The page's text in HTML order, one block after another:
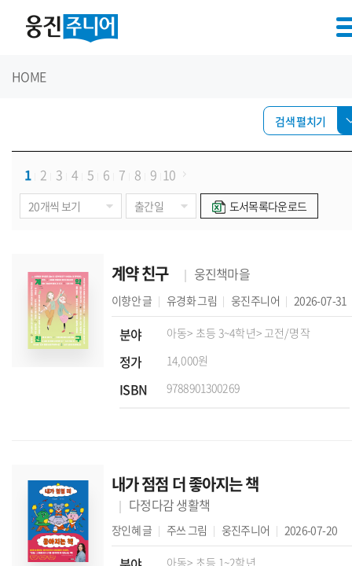
HOME
검색 펼치기
1 2 3 4 5 6 7 8 9 10
도서목록다운로드
계약 친구 웅진책마을
이향안글 유경화그림 웅진주니어 2026-07-31
분야 아동> 초등 3~4학년> 고전/명작
정가 14,000원
ISBN 9788901300269
내가 점점 더 좋아지는 책
다정다감 생활책
장인혜글 주쓰그림 웅진주니어 2026-07-20
아동> 초등 1~2학년